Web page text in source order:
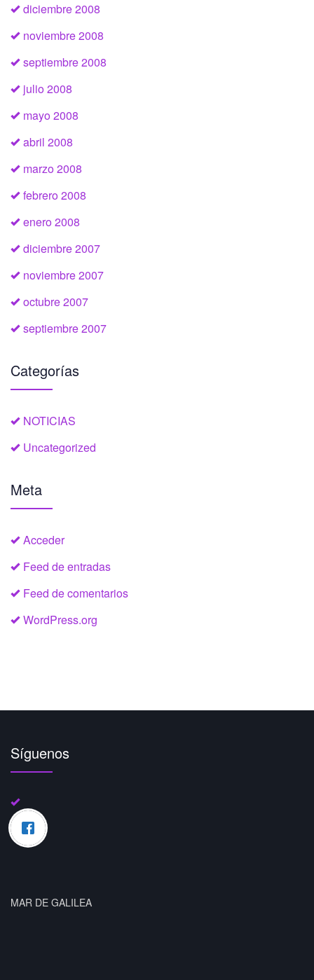
diciembre 2008
noviembre 2008
septiembre 2008
julio 2008
mayo 2008
abril 2008
marzo 2008
febrero 2008
enero 2008
diciembre 2007
noviembre 2007
octubre 2007
septiembre 2007
Categorías
NOTICIAS
Uncategorized
Meta
Acceder
Feed de entradas
Feed de comentarios
WordPress.org
Síguenos
MAR DE GALILEA